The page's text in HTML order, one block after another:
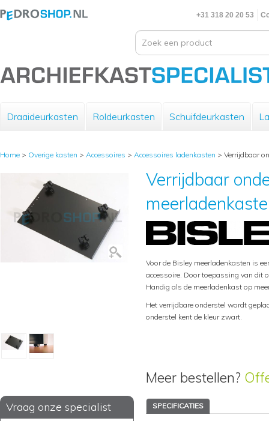
+31 318 20 20 53
Draaideurkasten Roldeurkasten Schuifdeurkasten
Home > Overige kasten > Accessoires > Accessoires ladenkasten > Verrijdbaar
Vraag onze specialist
Verrijdbaar
Voor de Bisley meerladenkasten is
accessoire. Door toepassing van dit
Handig als de meerladenkast op
Het verrijdbare onderstel wordt
onderstel kent de kleur zwart.
Meer bestellen?
SPECIFICATIES